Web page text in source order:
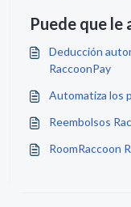
Puede que le
Deducción
RaccoonPay
Automatiza los
Reembolsos
RoomRaccoon